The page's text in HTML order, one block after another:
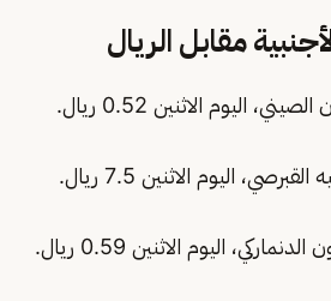
مقابل الريال
اليوم الاثنين 0.52 ريال.
اليوم الاثنين 7.5 ريال.
اليوم الاثنين 0.59 ريال.